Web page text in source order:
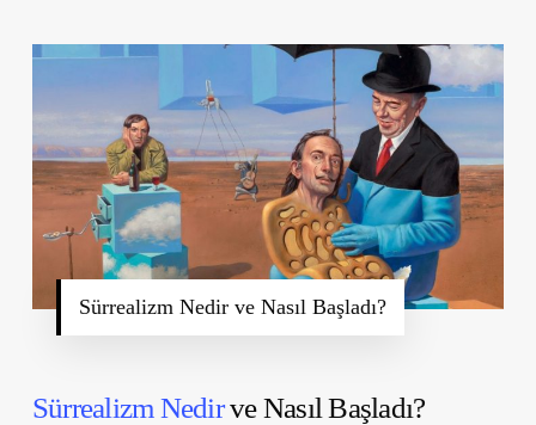
Sürrealizm Nedir ve Nasıl Başladı?
Sürrealizm Nedirve Nasıl Başladı?